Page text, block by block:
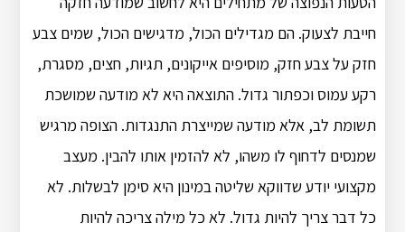
חייבת לצעוק. הם מגדילים הכול, מדגישים הכול, שמים צבע
חזק על צבע חזק, מוסיפים אייקונים, תגיות, חצים, מסגרת,
רקע עמוס וכפתור גדול. התוצאה היא לא מודעה שמושכת
תשומת לב, אלא מודעה שמייצרת התנגדות. הצופה מרגיש
שמנסים לדחוף לו משהו, לא להזמין אותו להבין. מעצב
מקצועי יודע שדווקא שליטה במינון היא סימן לבשלות. לא
כל דבר צריך להיות גדול. לא כל מילה צריכה להיות